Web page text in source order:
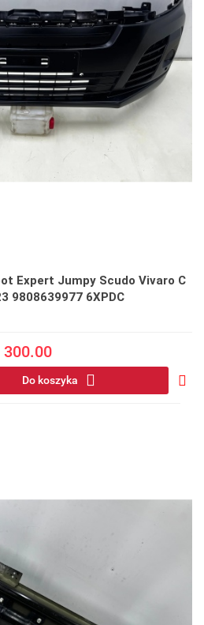
Expert Jumpy Scudo Vivaro C
9808639977 6XPDC
300.00
Do koszyka